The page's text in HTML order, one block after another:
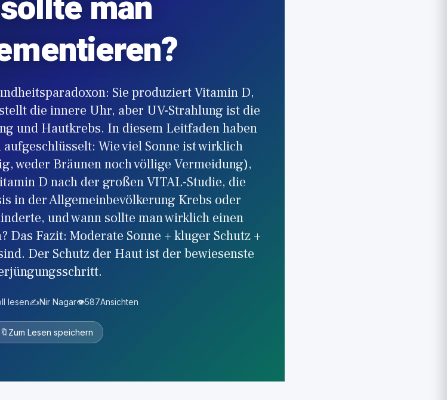
Sie produziert Vitamin D,
die innere Uhr, aber UV-Strahlung ist die
und Hautkrebs. In diesem Leitfaden haben
Wie viel Sonne ist wirklich
weder Bräunen noch völlige Vermeidung),
D nach der großen VITAL-Studie, die
in der Allgemeinbevölkerung Krebs oder
und wann sollte man wirklich einen
Fazit: Moderate Sonne + kluger Schutz +
Der Schutz der Haut ist der bewiesenste
lesen✍️Nir Nagar👁️587Ansichten
🔖 Zum Lesen speichern